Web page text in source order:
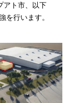
アト市、以下
を行います。